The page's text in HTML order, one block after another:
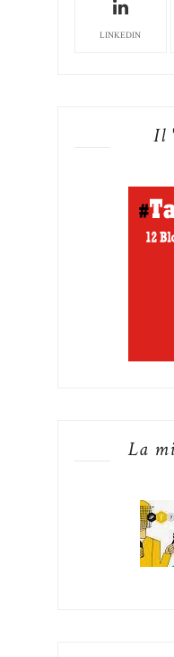
LINKEDIN
Il
La